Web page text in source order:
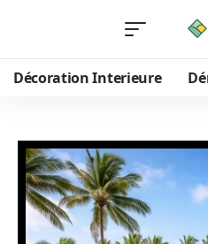
Décoration Interieure